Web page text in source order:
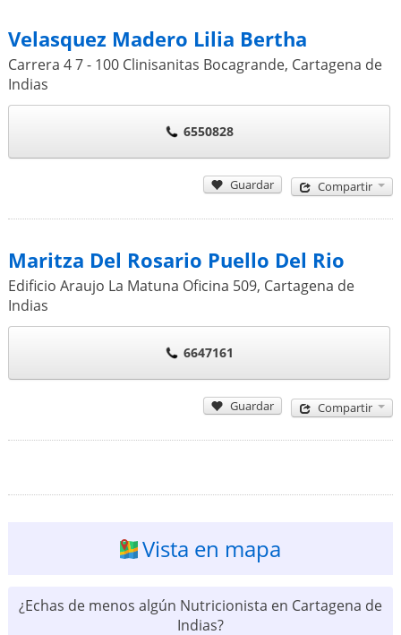
Velasquez Madero Lilia Bertha
Carrera 4 7 - 100 Clinisanitas Bocagrande, Cartagena de
Indias
6550828
Guardar Compartir
Maritza Del Rosario Puello Del Rio
Edificio Araujo La Matuna Oficina 509, Cartagena de
Indias
6647161
Guardar Compartir
Vista en mapa
¿Echas de menos algún Nutricionista en Cartagena de
Indias?